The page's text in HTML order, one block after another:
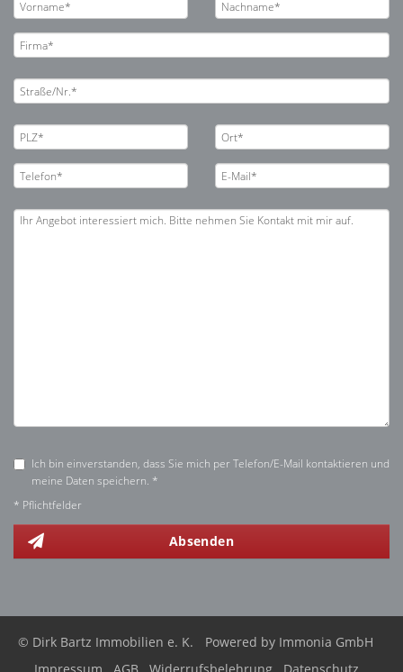
Ich bin einverstanden, dass Sie mich per Telefon/E-Mail kontaktieren und
meine Daten speichern. *
* Pflichtfelder
Absenden
© Dirk Bartz Immobilien e. K. Powered by Immonia GmbH